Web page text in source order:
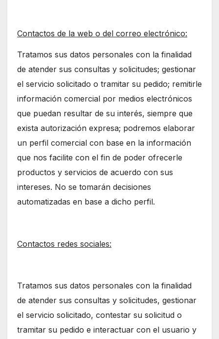
Contactos de la web o del correo electrónico:
Tratamos sus datos personales con la finalidad
de atender sus consultas y solicitudes; gestionar
el servicio solicitado o tramitar su pedido; remitirle
información comercial por medios electrónicos
que puedan resultar de su interés, siempre que
exista autorización expresa; podremos elaborar
un perfil comercial con base en la información
que nos facilite con el fin de poder ofrecerle
productos y servicios de acuerdo con sus
intereses. No se tomarán decisiones
automatizadas en base a dicho perfil.
Contactos redes sociales:
Tratamos sus datos personales con la finalidad
de atender sus consultas y solicitudes, gestionar
el servicio solicitado, contestar su solicitud o
tramitar su pedido e interactuar con el usuario y